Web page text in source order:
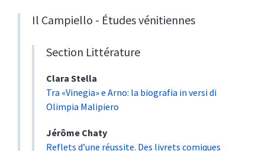
Il Campiello - Études vénitiennes
Section Littérature
Clara Stella
Tra «Vinegia» e Arno: la biografia in versi di
Olimpia Malipiero
Jérôme Chaty
Reflets d’une réussite. Des livrets comiques